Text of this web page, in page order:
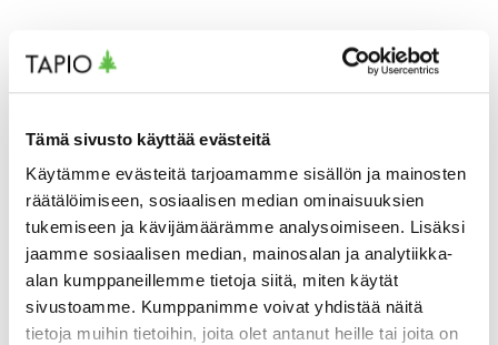
Tämä sivusto käyttää evästeitä
Käytämme evästeitä tarjoamamme sisällön ja mainosten
räätälöimiseen, sosiaalisen median ominaisuuksien
tukemiseen ja kävijämäärämme analysoimiseen. Lisäksi
jaamme sosiaalisen median, mainosalan ja analytiikka-
alan kumppaneillemme tietoja siitä, miten käytät
sivustoamme. Kumppanimme voivat yhdistää näitä
tietoja muihin tietoihin, joita olet antanut heille tai joita on
Maanomistajien osallistaminen suunnitteluun
varhaisessa vaiheessa on tärkeää toteutusten
mahdollistamiseksi. Tarpeen on myös tiedottaa
Selvitys on toteutettu osana maa- ja
metsätalousministeriön keväällä 2020 käynnistämää
”Hiilestä kiinni” -ilmastotoimenpidekokonaisuutta.
Toimenpiteillä pyritään vähentämään maa- ja
metsätalouden ja muun maankäytön
kasvihuonekaasupäästöjä ja vahvistamaan hiilinieluja
ja varastoja.